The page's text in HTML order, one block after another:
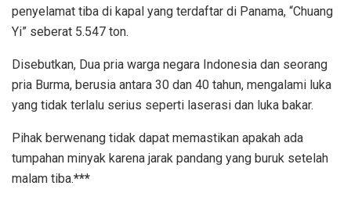
penyelamat tiba di kapal yang terdaftar di Panama, “Chuang
Yi” seberat 5.547 ton.
Disebutkan, Dua pria warga negara Indonesia dan seorang
pria Burma, berusia antara 30 dan 40 tahun, mengalami luka
yang tidak terlalu serius seperti laserasi dan luka bakar.
Pihak berwenang tidak dapat memastikan apakah ada
tumpahan minyak karena jarak pandang yang buruk setelah
malam tiba.***